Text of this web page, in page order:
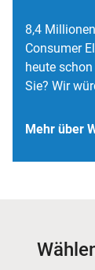
8,4
Consumer
heute
Sie? Wir
Mehr über